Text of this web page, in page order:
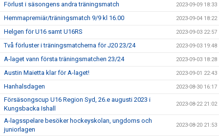
Förlust i säsongens andra träningsmatch 2023-09-09 18:33
Hemmapremiär/träningsmatch 9/9 kl 16.00 2023-09-04 18:22
Helgen för U16 samt U16RS 2023-09-03 22:57
Två förluster i träningsmatcherna för J20 23/24 2023-09-03 19:48
A-laget vann första träningsmatchen 23/24 2023-09-03 18:28
Austin Maietta klar för A-laget! 2023-09-01 22:43
Hanhalsdagen 2023-08-30 16:17
Försäsongscup U16 Region Syd, 26.e augusti 2023 i
Kungsbacka Ishall
2023-08-22 21:02
A-lagsspelare besöker hockeyskolan, ungdoms och
juniorlagen
2023-08-20 21:53